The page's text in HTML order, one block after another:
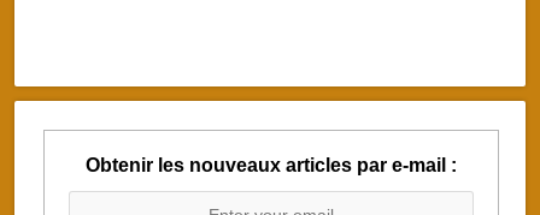
Obtenir les nouveaux articles par e-mail :